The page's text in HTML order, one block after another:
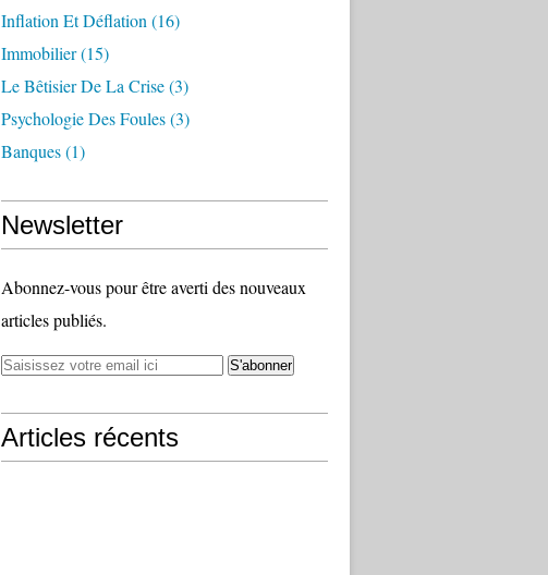
Inflation Et Déflation (16)
Immobilier(15)
Le Bêtisier De La Crise(3)
Psychologie Des Foules(3)
Banques(1)
Newsletter
Abonnez-vous pour être averti des nouveaux
articles publiés.
Articles récents